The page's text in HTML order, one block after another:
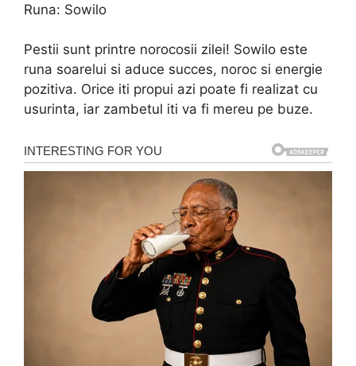
Runa: Sowilo
Pestii sunt printre norocosii zilei! Sowilo este
runa soarelui si aduce succes, noroc si energie
pozitiva. Orice iti propui azi poate fi realizat cu
usurinta, iar zambetul iti va fi mereu pe buze.